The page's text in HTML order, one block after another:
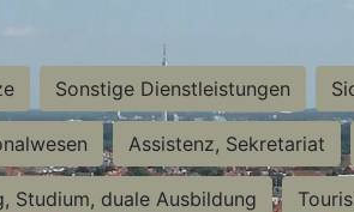
Sonstige Dienstleistungen
Assistenz, Sekretariat
Studium, duale Ausbildung